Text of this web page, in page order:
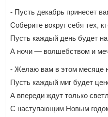
- Пусть декабрь принесет
Соберите вокруг себя тех,
Пусть каждый день будет
А ночи — волшебством и
- Желаю вам в этом месяце
Пусть каждый миг будет
А впереди ждут только
С наступающим Новым